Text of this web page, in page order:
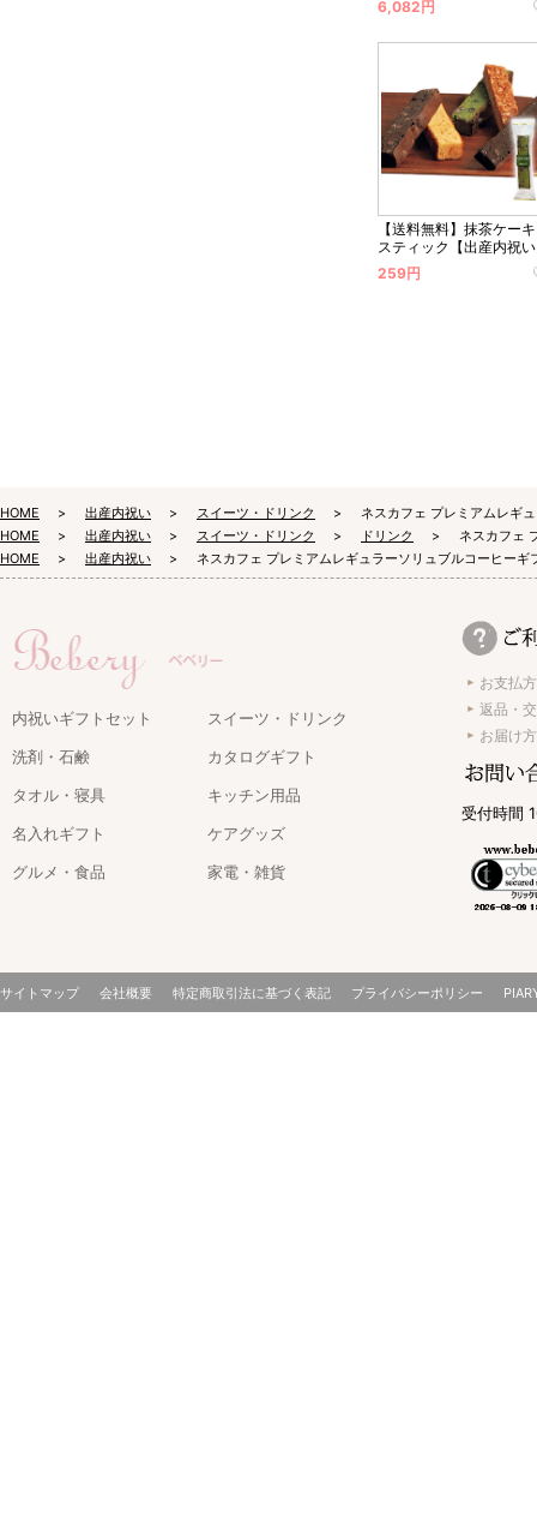
6,082円
【送料無料】抹茶ケーキ
スティック【出産内祝
259円
HOME 出産内祝い スイーツ・ドリンク
ネスカフェ プレミアムレギ
HOME
出産内祝い スイーツ・ドリンク ドリンク
ネスカフェ
HOME
出産内祝い ネスカフェ プレミアムレギュラーソリュブルコーヒーギ
内祝いギフトセット
スイーツ・ドリンク
洗剤・石鹸
カタログギフト
タオル・寝具
キッチン用品
名入れギフト
ケアグッズ
グルメ・食品
家電・雑貨
お支払
返品・
お届け
受付時間
サイトマップ 会社概要 特定商取引法に基づく表記 プライバシーポリシー